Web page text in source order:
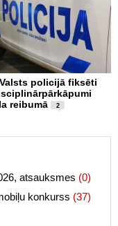
policijā fiksēti
reibumā
2
atsauksmes (0)
konkurss (37)